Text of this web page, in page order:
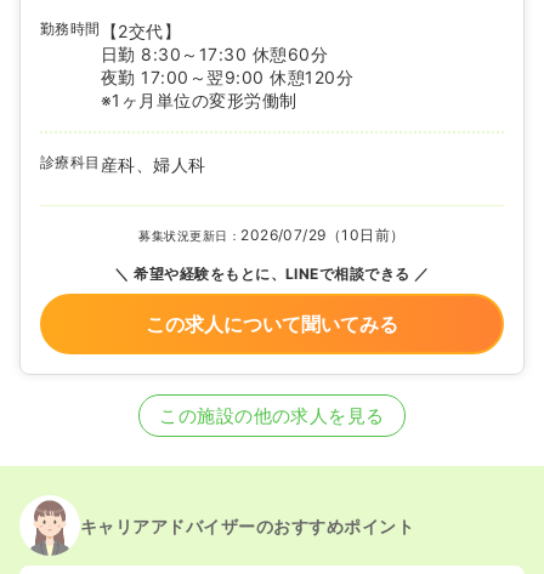
勤務時間
【2交代】
日勤 8:30～17:30 休憩60分
夜勤 17:00～翌9:00 休憩120分
※1ヶ月単位の変形労働制
診療科目 産科、婦人科
募集状況更新日： 2026/07/29（10日前）
希望や経験をもとに、LINEで相談できる
この求人について聞いてみる
この施設の他の求人を見る
キャリアアドバイザーのおすすめポイント